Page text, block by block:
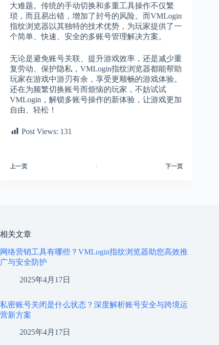
大难题。传统的手动切换和多重工具操作不仅繁
琐，而且易出错，增加了封号的风险。而VMLogin
指纹浏览器以其独特的技术优势，为玩家提供了一
个简单、快速、安全的多账号管理解决方案。
无论是避免账号关联、提升游戏效率，还是减少重
复劳动、保护隐私，VMLogin指纹浏览器都能帮助
玩家在游戏中游刃有余，享受更顺畅的游戏体验。
还在为频繁切换账号而烦恼的玩家，不妨试试
VMLogin，解锁多账号操作的新体验，让游戏更加
自由、轻松！
Post Views: 131
上一页 下一页
相关文章
网络营销工具有哪些？VMLogin指纹浏览器助您高效推
广与安全防护
2025年4月17日
私密账号关闭是什么状态？深度解析账号安全与跨境运
营新方案
2025年4月17日